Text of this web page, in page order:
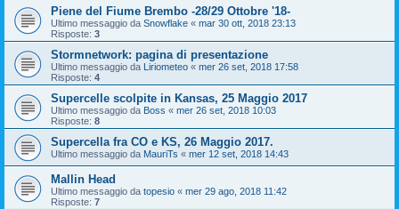
Piene del Fiume Brembo -28/29 Ottobre '18-
Ultimo messaggio da Snowflake « mar 30 ott, 2018 23:13
Risposte: 3
Stormnetwork: pagina di presentazione
Ultimo messaggio da Liriometeo « mer 26 set, 2018 17:58
Risposte: 4
Supercelle scolpite in Kansas, 25 Maggio 2017
Ultimo messaggio da Boss « mer 26 set, 2018 10:03
Risposte: 8
Supercella fra CO e KS, 26 Maggio 2017.
Ultimo messaggio da MauriTs « mer 12 set, 2018 14:43
Mallin Head
Ultimo messaggio da topesio « mer 29 ago, 2018 11:42
Risposte: 7